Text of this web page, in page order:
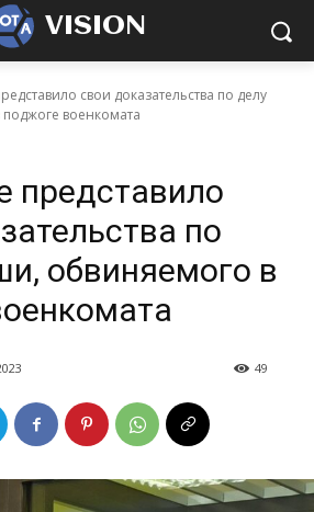
VISION
свои доказательства по делу
военкомата
представило
по
обвиняемого в
49